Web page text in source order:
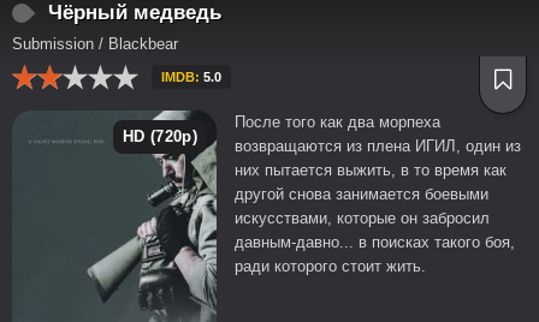
Чёрный медведь
Submission / Blackbear
IMDB: 5.0
HD (720p)
После того как два морпеха
возвращаются из плена ИГИЛ, один из
них пытается выжить, в то время как
другой снова занимается боевыми
искусствами, которые он забросил
давным-давно... в поисках такого боя,
ради которого стоит жить.